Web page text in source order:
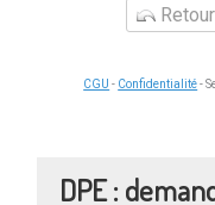
CGU - Confidentialité-
DPE :